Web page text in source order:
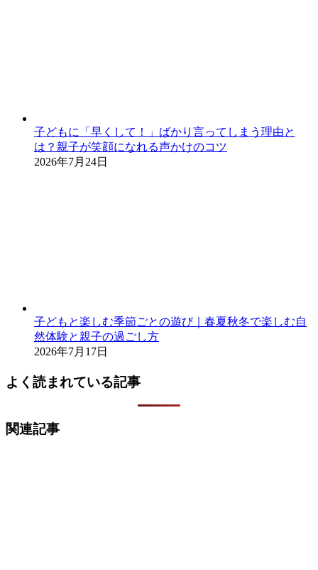
子どもに「早くして！」ばかり言ってしまう理由と
は？親子が笑顔になれる声かけのコツ
2026年7月24日
子どもと楽しむ季節ごとの遊び｜春夏秋冬で楽しむ自
然体験と親子の過ごし方
2026年7月17日
よく読まれている記事
関連記事